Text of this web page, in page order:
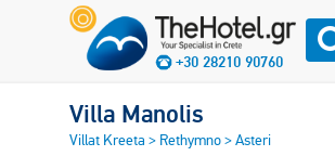
+30 28210 90760
Villa Manolis
Villat Kreeta > Rethymno>Asteri